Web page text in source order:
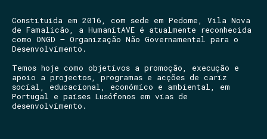
Constituída em 2016, com sede em Pedome, Vila Nova
de Famalicão, a HumanitAVE é atualmente reconhecida
como ONGD – Organização Não Governamental para o
Desenvolvimento.
Temos hoje como objetivos a promoção, execução e
apoio a projectos, programas e acções de cariz
social, educacional, económico e ambiental, em
Portugal e países Lusófonos em vias de
desenvolvimento.